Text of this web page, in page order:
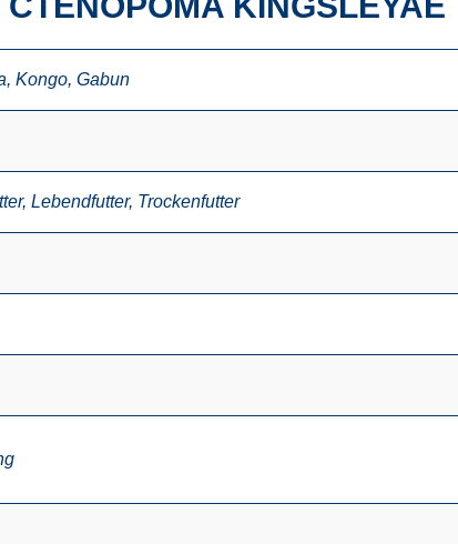
, Kongo, Gabun
, Lebendfutter, Trockenfutter